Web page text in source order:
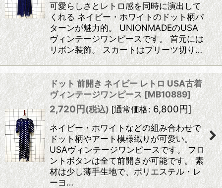
可愛らしさとレトロ感を同時に演出して
くれる ネイビー・ホワイトのドット柄パ
ターンが魅力的。 UNIONMADEのUSA
ヴィンテージワンピースです。 首元には
リボン装飾。 スカートはプリーツ切り…
ドット 前開き ネイビー レトロ USA古着
ヴィンテージワンピース [MB10889]
2,720円(税込) [通常価格: 6,800円]
ネイビー・ホワイトなどの組み合わせで
ドット柄やアート模様織りが可愛い。
USAヴィンテージワンピースです。 フロ
ントボタンは全て前開きが可能です。 素
材は少し薄手生地で、ポリエステル・レ
ーヨ…